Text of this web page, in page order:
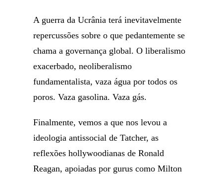
A guerra da Ucrânia terá inevitavelmente
repercussões sobre o que pedantemente se
chama a governança global. O liberalismo
exacerbado, neoliberalismo
fundamentalista, vaza água por todos os
poros. Vaza gasolina. Vaza gás.
Finalmente, vemos a que nos levou a
ideologia antissocial de Tatcher, as
reflexões hollywoodianas de Ronald
Reagan, apoiadas por gurus como Milton